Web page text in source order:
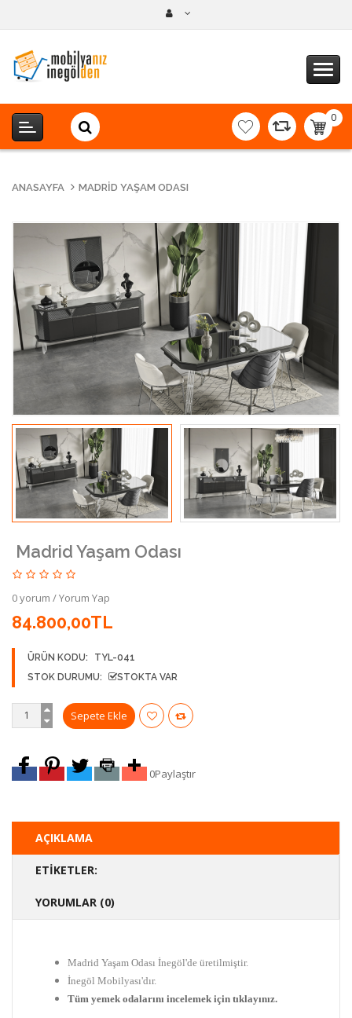
0
-
ANASAYFA MADRID YAŞAM ODASI
Madrid Yaşam Odası
0 yorum /Yorum Yap
84.800,00TL
ÜRÜN KODU:
TYL-041
STOK DURUMU:
STOKTA VAR
0Paylaştır
AÇIKLAMA
ETIKETLER:
YORUMLAR (0)
Madrid Yaşam Odası İnegöl'de üretilmiştir.
İnegöl Mobilyası'dır.
Tüm yemek odalarını incelemek için tıklayınız.